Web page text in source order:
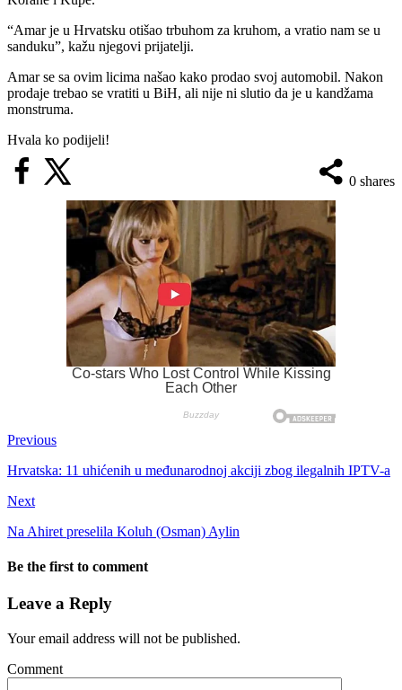
“Amar je u Hrvatsku otišao trbuhom za kruhom, a vratio nam se u
sanduku”, kažu njegovi prijatelji.
Amar se sa ovim licima našao kako prodao svoj automobil. Nakon
prodaje trebao se vratiti u BiH, ali nije ni slutio da je u kandžama
monstruma.
Hvala ko podijeli!
0 shares
Previous
Hrvatska: 11 uhićenih u međunarodnoj akciji zbog ilegalnih IPTV-a
Next
Na Ahiret preselila Koluh (Osman) Aylin
Be the first to comment
Leave a Reply
Your email address will not be published.
Comment